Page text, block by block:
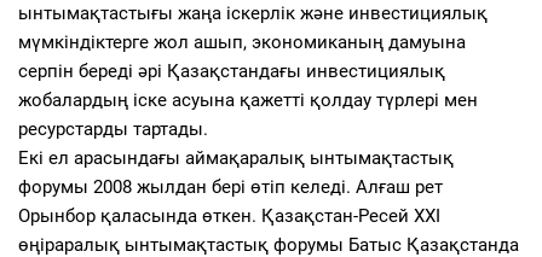
ынтымақтастығы жаңа іскерлік және инвестициялық
мүмкіндіктерге жол ашып, экономиканың дамуына
серпін береді әрі Қазақстандағы инвестициялық
жобалардың іске асуына қажетті қолдау түрлері мен
ресурстарды тартады.
Екі ел арасындағы аймақаралық ынтымақтастық
форумы 2008 жылдан бері өтіп келеді. Алғаш рет
Орынбор қаласында өткен. Қазақстан-Ресей XXI
өңіраралық ынтымақтастық форумы Батыс Қазақстанда